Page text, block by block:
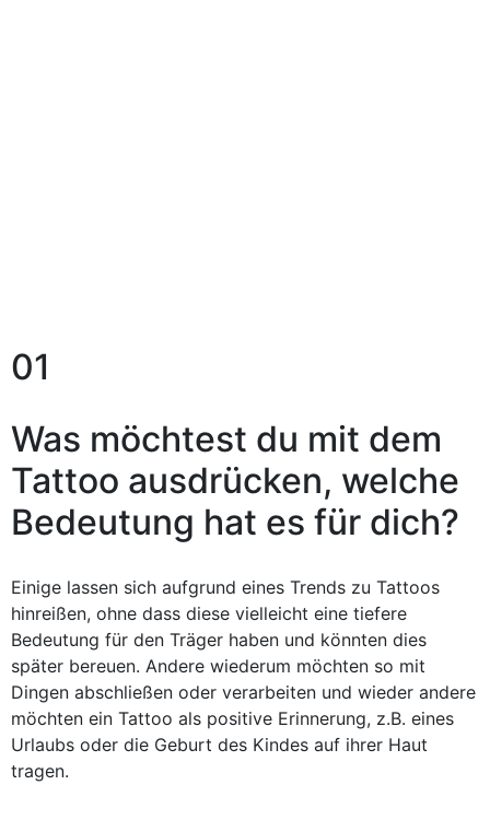
01
Was möchtest du mit dem
Tattoo ausdrücken, welche
Bedeutung hat es für dich?
Einige lassen sich aufgrund eines Trends zu Tattoos
hinreißen, ohne dass diese vielleicht eine tiefere
Bedeutung für den Träger haben und könnten dies
später bereuen. Andere wiederum möchten so mit
Dingen abschließen oder verarbeiten und wieder andere
möchten ein Tattoo als positive Erinnerung, z.B. eines
Urlaubs oder die Geburt des Kindes auf ihrer Haut
tragen.